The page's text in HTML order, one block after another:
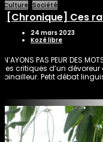
Culture Société
[Chronique] Ces
24 mars 2023
Kozé libre
N’AYONS PAS PEUR DES
les critiques d’un
pinailleur. Petit débat